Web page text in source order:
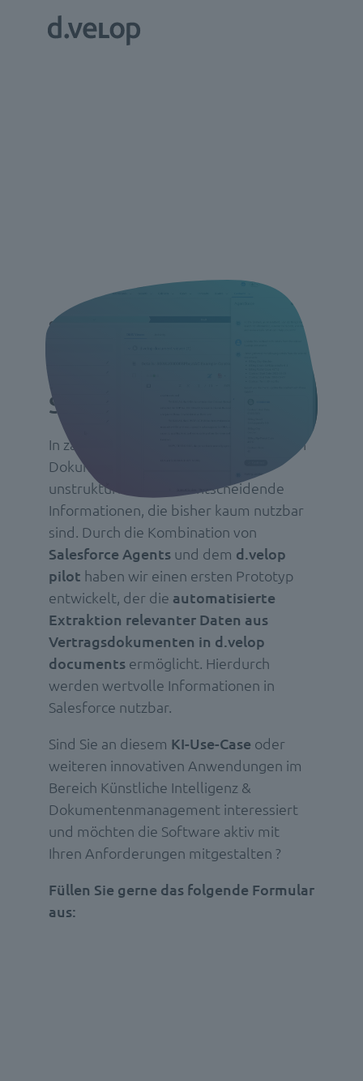
Salesforce Agents
KI-Lösungen für
Salesforce
In zahlreichen unternehmensrelevanten
Dokumenten verbergen sich
unstrukturierte, aber entscheidende
Informationen, die bisher kaum nutzbar
sind. Durch die Kombination von
Salesforce Agentsund dem d.velop
pilot haben wir einen ersten Prototyp
entwickelt, der die automatisierte
Extraktion relevanter Daten aus
Vertragsdokumenten in d.velop
documents ermöglicht. Hierdurch
werden wertvolle Informationen in
Salesforce nutzbar.
Sind Sie an diesem KI-Use-Case oder
weiteren innovativen Anwendungen im
Bereich Künstliche Intelligenz &
Dokumentenmanagement interessiert
und möchten die Software aktiv mit
Ihren Anforderungen mitgestalten ?
Füllen Sie gerne das folgende Formular
aus: